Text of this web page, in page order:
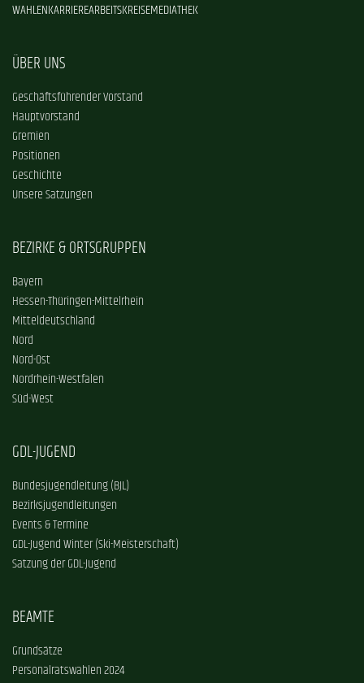
WAHLENKARRIEREARBEITSKREISEMEDIATHEK
ÜBER UNS
Geschäftsführender Vorstand
Hauptvorstand
Gremien
Positionen
Geschichte
Unsere Satzungen
BEZIRKE & ORTSGRUPPEN
Bayern
Hessen-Thüringen-Mittelrhein
Mitteldeutschland
Nord
Nord-Ost
Nordrhein-Westfalen
Süd-West
GDL-JUGEND
Bundesjugendleitung (BJL)
Bezirksjugendleitungen
Events & Termine
GDL-Jugend Winter (Ski-Meisterschaft)
Satzung der GDL-Jugend
BEAMTE
Grundsätze
Personalratswahlen 2024